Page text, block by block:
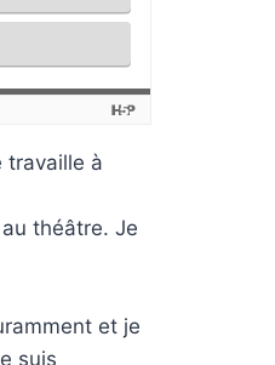
travaille à
théâtre. Je
et je
suis